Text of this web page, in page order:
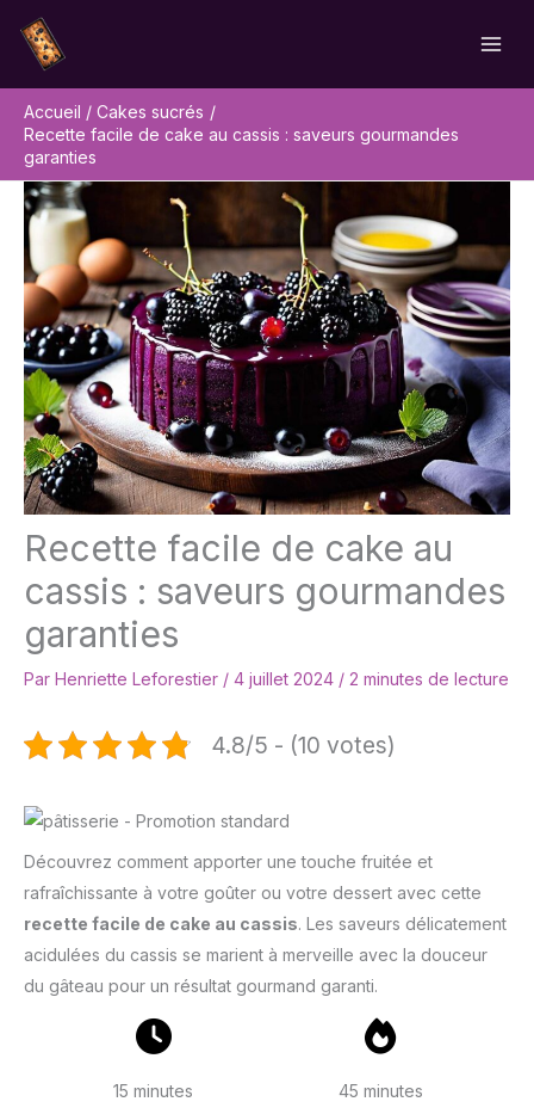
contenu
Accueil
Cakes sucrés
Recette facile de cake au cassis : saveurs gourmandes
garanties
Recette facile de cake au
cassis : saveurs gourmandes
garanties
Par Henriette Leforestier / 4 juillet 2024 / 2 minutes de lecture
4.8/5 - (10 votes)
Découvrez comment apporter une touche fruitée et
rafraîchissante à votre goûter ou votre dessert avec cette
recette facile de cake au cassis. Les saveurs délicatement
acidulées du cassis se marient à merveille avec la douceur
du gâteau pour un résultat gourmand garanti.
15 minutes 45 minutes
Rechercher